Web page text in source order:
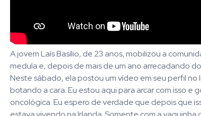
A jovem Laís Basílio, de 23 anos, mobilizou a
medula e, depois de mais de um ano arrecadando
Neste sábado, ela postou um vídeo em seu perfil no
botando a cara. Eu estou aqui para arcar com isso
oncológica. Eu espero de verdade que depois que